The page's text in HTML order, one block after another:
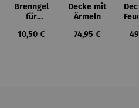
Brenngel
für
elle -
Regulärer Preis:
10,50 €
Decke mit
Ärmeln
Regulärer Preis:
74,95 €